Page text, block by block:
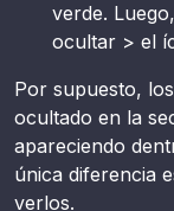
verde.
ocultar > el
Por supuesto,
ocultado en la
apareciendo
única diferencia
verlos.